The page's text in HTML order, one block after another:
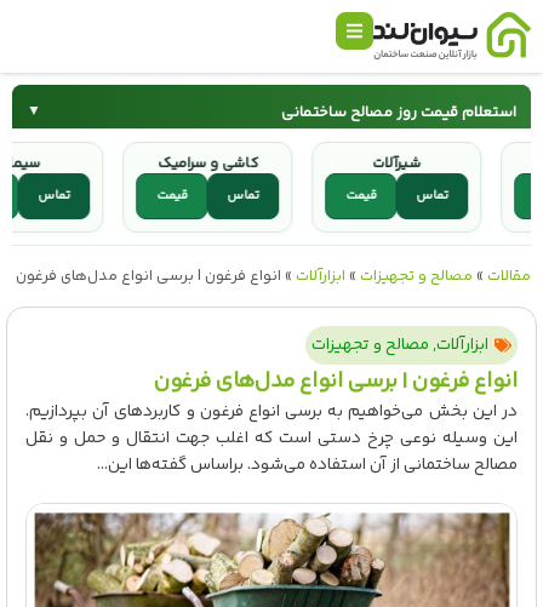
استعلام قیمت روز مصالح ساختمانی ▼
سیمان میلگرد
کاشی و سرامیک شیرآلات
کاشی و سرامیک شیرآلات
مقالات » مصالح و تجهیزات » ابزارآلات » انواع فرغون | برسی انواع مدل‌های فرغون
ابزارآلات,مصالح و تجهیزات
انواع فرغون | برسی انواع مدل‌های فرغون
در این بخش می‌خواهیم به برسی انواع فرغون و کاربردهای آن بپردازیم.
این وسیله نوعی چرخ دستی است که اغلب جهت انتقال و حمل و نقل
مصالح ساختمانی از آن استفاده می‌شود. براساس گفته‌ها این...